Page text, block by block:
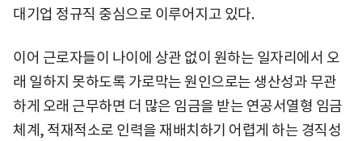
대기업 정규직 중심으로 이루어지고 있다.
이어 근로자들이 나이에 상관 없이 원하는 일자리에서 오
래 일하지 못하도록 가로막는 원인으로는 생산성과 무관
하게 오래 근무하면 더 많은 임금을 받는 연공서열형 임금
체계, 적재적소로 인력을 재배치하기 어렵게 하는 경직성